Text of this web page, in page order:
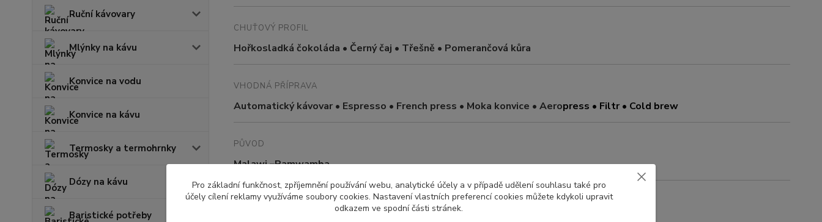
Ruční kávovary
Mlýnky na kávu
Konvice na vodu
Konvice na kávu
Termosky a termohrnky
Dózy na kávu
Baristické potřeby
CHUŤOVÝ PROFIL
Hořkosladká čokoláda • Černý čaj • Třešně • Pomerančová kůra
VHODNÁ PŘÍPRAVA
Automatický kávovar • Espresso • French press • Moka konvice • Aeropress • Filtr • Cold brew
PŮVOD
Malawi –Pamwamba
ZPRACOVÁNÍ
Pro základní funkčnost, zpříjemnění používání webu, analytické účely a v případě udělení souhlasu také pro
účely cílení reklamy využíváme soubory cookies. Nastavení vlastních preferencí cookies můžete kdykoli upravit
odkazem ve spodní části stránek.